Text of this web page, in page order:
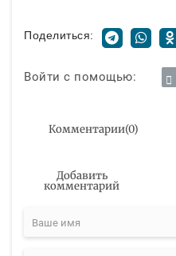
Поделиться:
Войти с помощью:
Комментарии(0)
Добавить
комментарий